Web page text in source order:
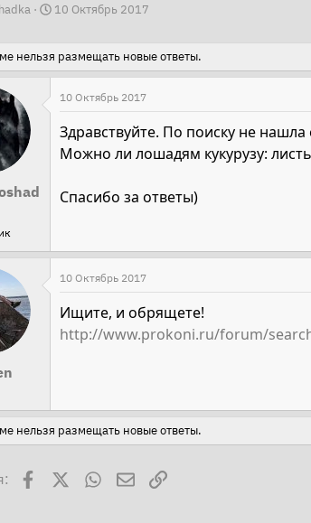
Д
т
а
10 Октябрь 2017
нельзя размещать новые ответы.
10 Октябрь 2017
Здравствуйте. По поиску не
Можно ли лошадям кукурузу:
Спасибо за ответы)
10 Октябрь 2017
Ищите, и обрящете!
http://www.prokoni.ru/forum/
нельзя размещать новые ответы.
FacebookWhatsAppЭлектронная почта
Ссылка